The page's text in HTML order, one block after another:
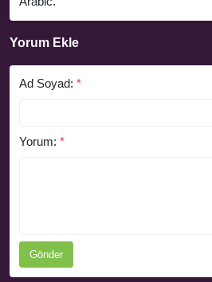
Yorum Ekle
Ad Soyad: *
Yorum: *
Gönder